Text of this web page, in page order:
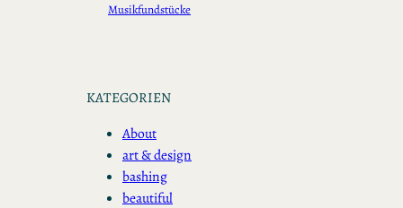
Musikfundstücke
KATEGORIEN
About
art & design
bashing
beautiful